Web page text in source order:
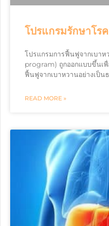
โปรแกรมรักษาโร
โปรแกรมการฟื้นฟูจากเบา
program) ถูกออกแบบขึ้นเ
ฟื้นฟูจากเบาหวานอย่างเป็น
READ MORE »